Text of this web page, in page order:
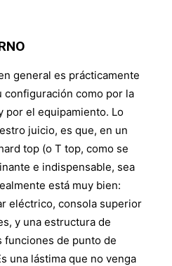
general es prácticamente
configuración como por la
por el equipamiento. Lo
juicio, es que, en un
top (o T top, como se
e indispensable, sea
está muy bien:
eléctrico, consola superior
y una estructura de
funciones de punto de
una lástima que no venga